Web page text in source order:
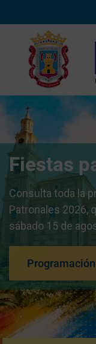
Fiestas
Consulta toda la
Patronales 2026,
sábado 15 de
Programación